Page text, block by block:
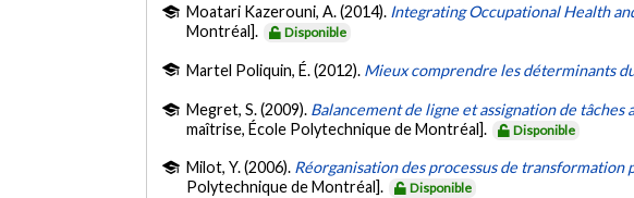
Moatari Kazerouni, A. (2014). Integrating Occupational Health
Montréal].
Disponible
Martel Poliquin, É. (2012). Mieux comprendre les déterminants
Megret, S. (2009). Balancement de ligne et assignation de
maîtrise, École Polytechnique de Montréal].
Disponible
Milot, Y. (2006). Réorganisation des processus de
Polytechnique de Montréal].
Disponible